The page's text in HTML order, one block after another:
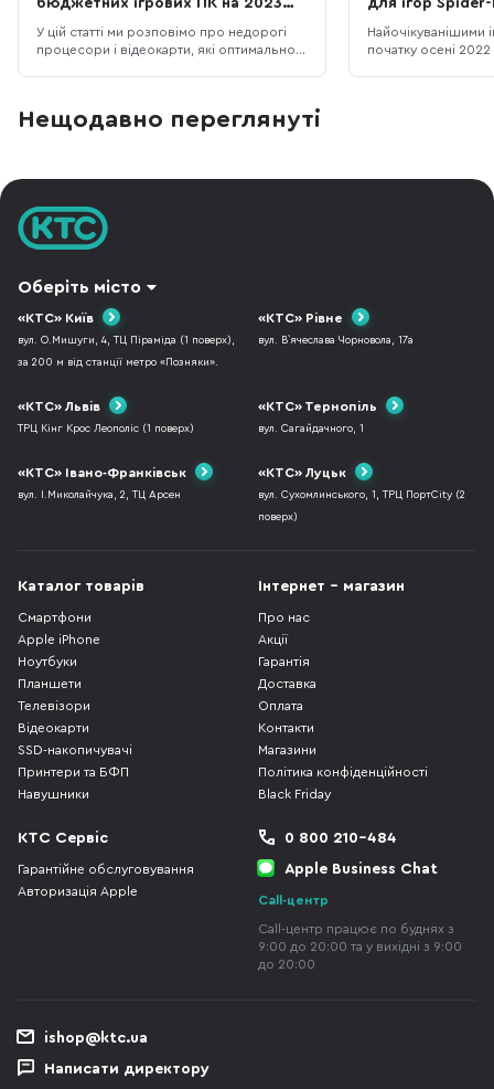
бюджетних ігрових ПК на 2023
рік
У цій статті ми розповімо про недорогі
процесори і відеокарти, які оптимально
материнські плати, оперативну пам'ять і
для ігор Spider-
Найочікуванішими
початку осені
Нещодавно переглянуті
Оберіть місто
«КТС» Київ
вул. О.Мишуги, 4, ТЦ Піраміда (1 поверх),
за 200 м від станції метро «Позняки».
«КТС» Рівне
вул. В`ячеслава Чорновола, 17а
«КТС» Львів
ТРЦ Кінг Крос Леополіс (1 поверх)
«КТС» Тернопіль
вул. Сагайдачного, 1
«КТС» Івано-Франківськ
вул. І.Миколайчука, 2, ТЦ Арсен
«КТС» Луцьк
вул. Сухомлинського, 1, ТРЦ ПортCity (2
поверх)
Каталог товарів
Смартфони
Apple iPhone
Ноутбуки
Планшети
Телевізори
Відеокарти
SSD-накопичувачі
Принтери та БФП
Навушники
Інтернет - магазин
Про нас
Акції
Гарантія
Доставка
Оплата
Контакти
Магазини
Політика конфіденційності
Black Friday
КТС Сервіс
Гарантійне обслуговування
Авторизація Apple
0 800 210-484
Apple Business Chat
Call-центр
Call-центр працює по буднях з
9:00 до 20:00 та у вихідні з 9:00
до 20:00
ishop@ktc.ua
Написати директору